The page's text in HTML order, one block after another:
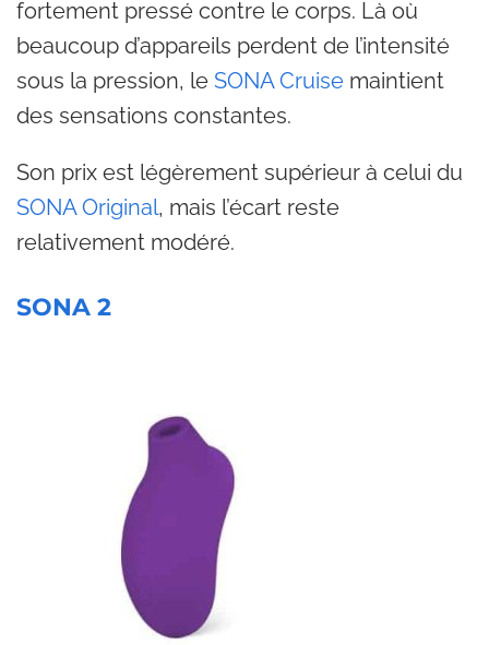
fortement pressé contre le corps. Là où
beaucoup d’appareils perdent de l’intensité
sous la pression, le SONA Cruise maintient
des sensations constantes.
Son prix est légèrement supérieur à celui du
SONA Original, mais l’écart reste
relativement modéré.
SONA 2